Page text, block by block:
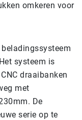
omkeren voor
systeem is
draaibanken
met
De
serie op te